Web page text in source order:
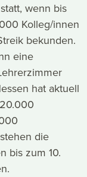
wenn bis
Kolleg/innen
bekunden.
eine
hat aktuell
die
bis zum 10.